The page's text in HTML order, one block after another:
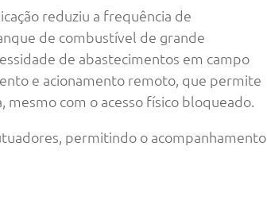
reduziu a frequência de
de combustível de grande
de abastecimentos em campo
e acionamento remoto, que permite
mesmo com o acesso físico bloqueado.
permitindo o acompanhamento